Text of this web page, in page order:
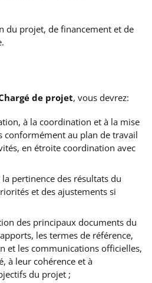
du projet, de financement et de
de projet, vous devrez:
à la coordination et à la mise
conformément au plan de travail
en étroite coordination avec
pertinence des résultats du
et des ajustements si
des principaux documents du
les termes de référence,
et les communications officielles,
à leur cohérence et à
du projet ;